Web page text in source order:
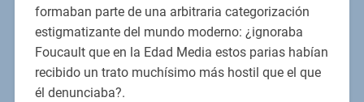
formaban parte de una arbitraria categorización
estigmatizante del mundo moderno: ¿ignoraba
Foucault que en la Edad Media estos parias habían
recibido un trato muchísimo más hostil que el que
él denunciaba?.